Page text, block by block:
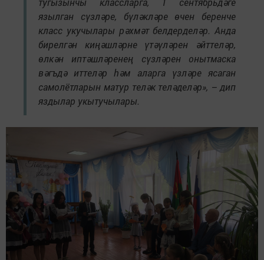
язылган сүзләре, бүләкләре өчен беренче
класс укучылары рәхмәт белдерделәр. Анда
бирелгән киңәшләрне үтәүләрен әйттеләр,
өлкән иптәшләренең сүзләрен онытмаска
вәгъдә иттеләр һәм аларга үзләре ясаган
самолётларын матур теләк теләделәр», – дип
яздылар укытучылары.